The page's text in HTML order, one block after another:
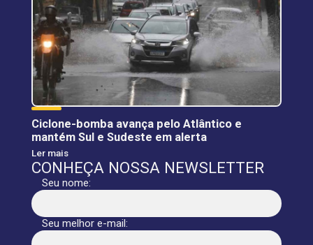
Ciclone-bomba avança pelo Atlântico e
mantém Sul e Sudeste em alerta
Ler mais
CONHEÇA NOSSA NEWSLETTER
Seu nome:
Seu melhor e-mail: